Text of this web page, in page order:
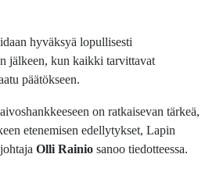
hyväksyä lopullisesti
jälkeen, kun kaikki tarvittavat
päätökseen.
on ratkaisevan tärkeä,
etenemisen edellytykset, Lapin
Olli Rainiosanoo tiedotteessa.